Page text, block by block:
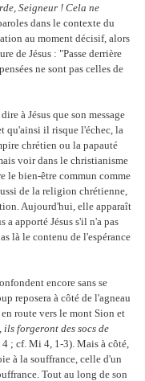
Seigneur ! Cela ne
dans le contexte du
au moment décisif, alors
de Jésus : "Passe derrière
ne sont pas celles de
à Jésus que son message
qu'ainsi il risque l'échec, la
chrétien ou la papauté
voir dans le christianisme
le bien-être commun comme
de la religion chrétienne,
Aujourd'hui, elle apparaît
a apporté Jésus s'il n'a pas
là le contenu de l'espérance
encore sans se
reposera à côté de l'agneau
route vers le mont Sion et
ils forgeront des socs de
; cf. Mi 4, 1-3). Mais à côté,
à la souffrance, celle d'un
Tout au long de son